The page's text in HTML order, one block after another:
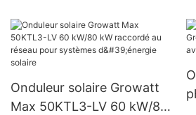
Onduleur solaire Growatt
Max 50KTL3-LV 60 kW/80